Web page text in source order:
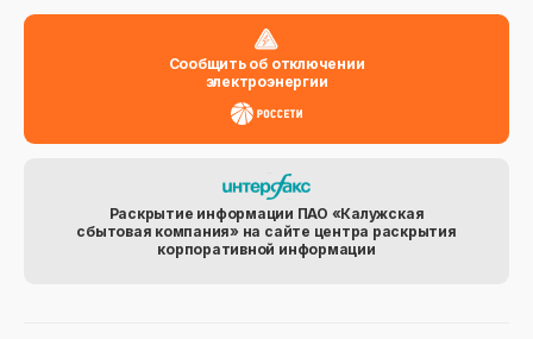
Сообщить об отключении
электроэнергии
Раскрытие информации ПАО «Калужская
сбытовая компания» на сайте центра раскрытия
корпоративной информации